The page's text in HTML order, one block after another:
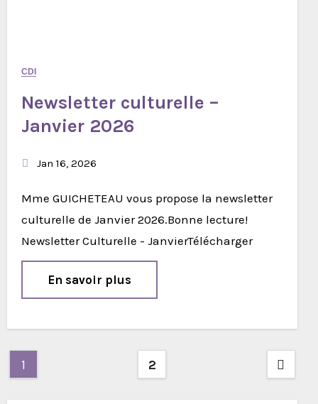
CDI
Newsletter culturelle –
Janvier 2026
Jan 16, 2026
Mme GUICHETEAU vous propose la newsletter
culturelle de Janvier 2026.Bonne lecture!
Newsletter Culturelle - JanvierTélécharger
En savoir plus
Pagination
des
1 2